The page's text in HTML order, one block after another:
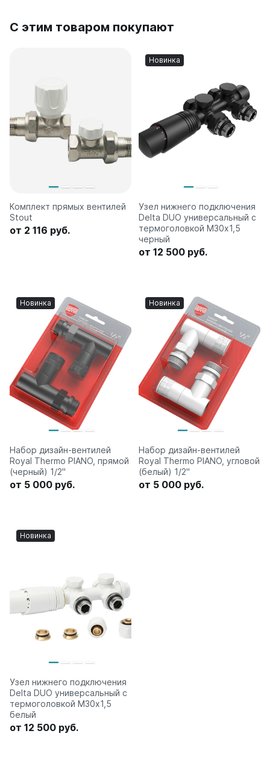
С этим товаром покупают
Комплект прямых вентилей
Stout
от 2 116 руб.
Новинка
Узел нижнего подключения
Delta DUO универсальный с
термоголовкой М30х1,5
черный
от 12 500 руб.
Новинка
Набор дизайн-вентилей
Royal Thermo PIANO, прямой
(черный) 1/2"
от 5 000 руб.
Новинка
Набор дизайн-вентилей
Royal Thermo PIANO, угловой
(белый) 1/2"
от 5 000 руб.
Новинка
Узел нижнего подключения
Delta DUO универсальный с
термоголовкой М30х1,5
белый
от 12 500 руб.